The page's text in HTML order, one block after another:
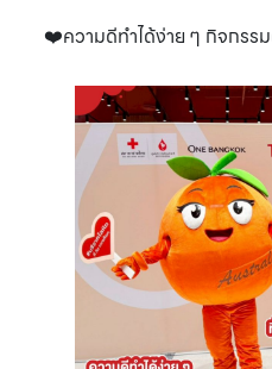
❤️ความดีทำได้ง่าย ๆ กิจกรร